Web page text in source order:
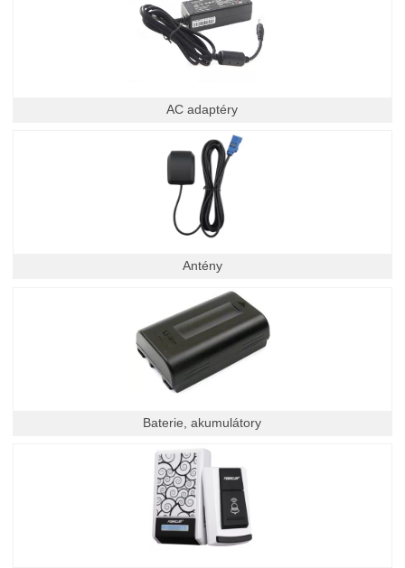
AC adaptéry
Antény
Baterie, akumulátory